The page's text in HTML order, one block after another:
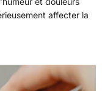
affecter la